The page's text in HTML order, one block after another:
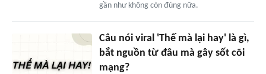
gần như không còn đúng nữa.
Câu nói viral 'Thế mà lại hay' là gì,
bắt nguồn từ đâu mà gây sốt cõi
mạng?